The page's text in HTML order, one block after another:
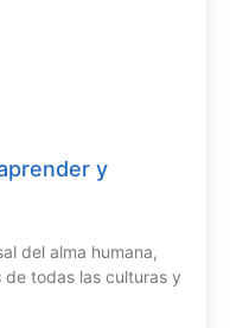
y
del alma humana,
todas las culturas y